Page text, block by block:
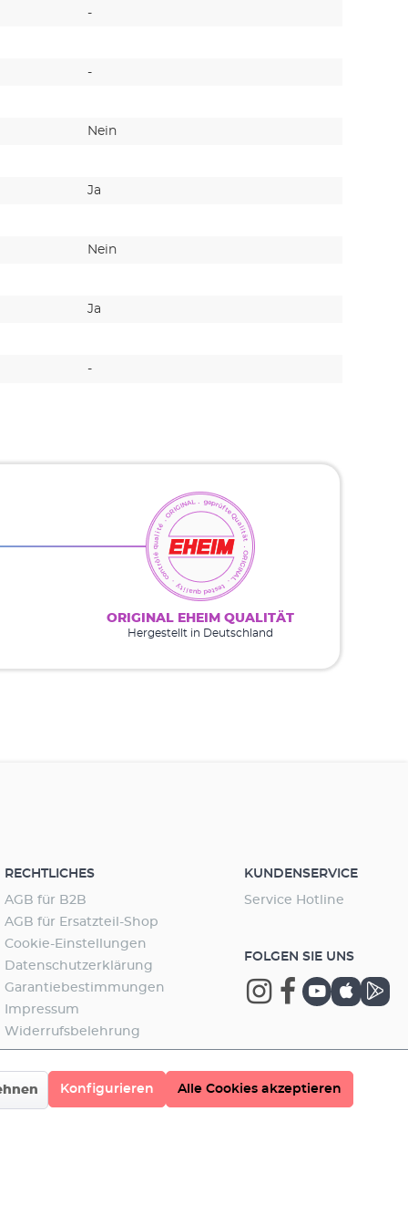
-
-
Nein
Ja
Nein
Ja
-
ORIGINAL EHEIM QUALITÄT
Hergestellt in Deutschland
RECHTLICHES
AGB für B2B
AGB für Ersatzteil-Shop
Cookie-Einstellungen
Datenschutzerklärung
Garantiebestimmungen
Impressum
Widerrufsbelehrung
KUNDENSERVICE
Service Hotline
FOLGEN SIE UNS
Konfigurieren Alle Cookies akzeptieren